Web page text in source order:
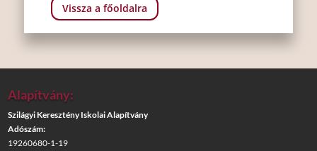
Vissza a főoldalra
Alapítvány:
Szilágyi Keresztény Iskolai Alapítvány
Adószám:
19260680-1-19